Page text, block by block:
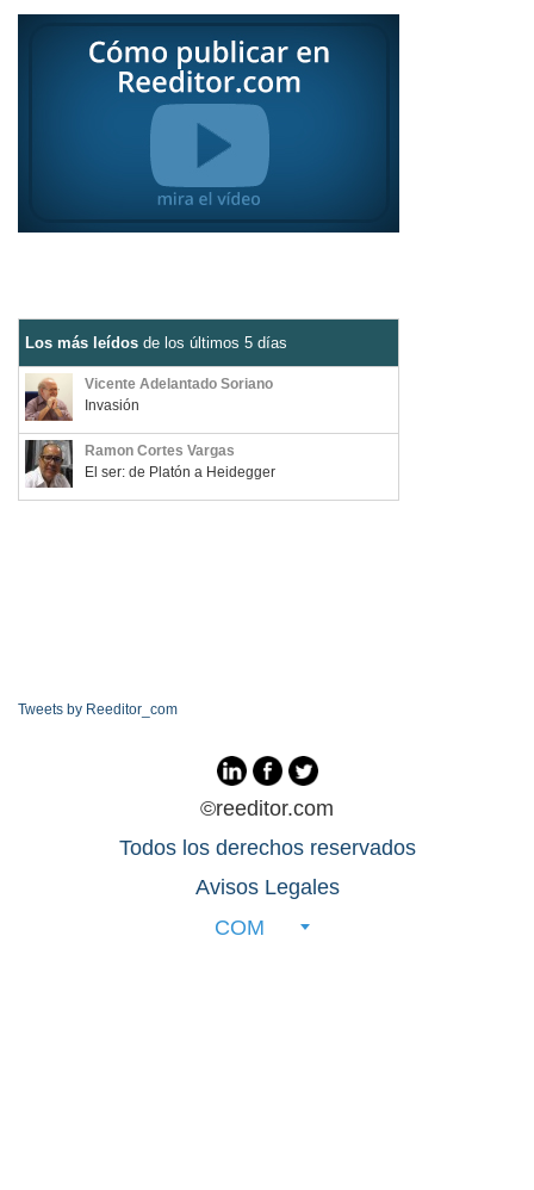
Los más leídos de los últimos 5 días
Vicente Adelantado Soriano
Invasión
Ramon Cortes Vargas
El ser: de Platón a Heidegger
Tweets by Reeditor_com
©reeditor.com
Todos los derechos reservados
Avisos Legales